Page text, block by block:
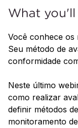
What you'll
Você conhece os
Seu método de
conformidade
Neste último
como realizar
definir métodos
monitoramento